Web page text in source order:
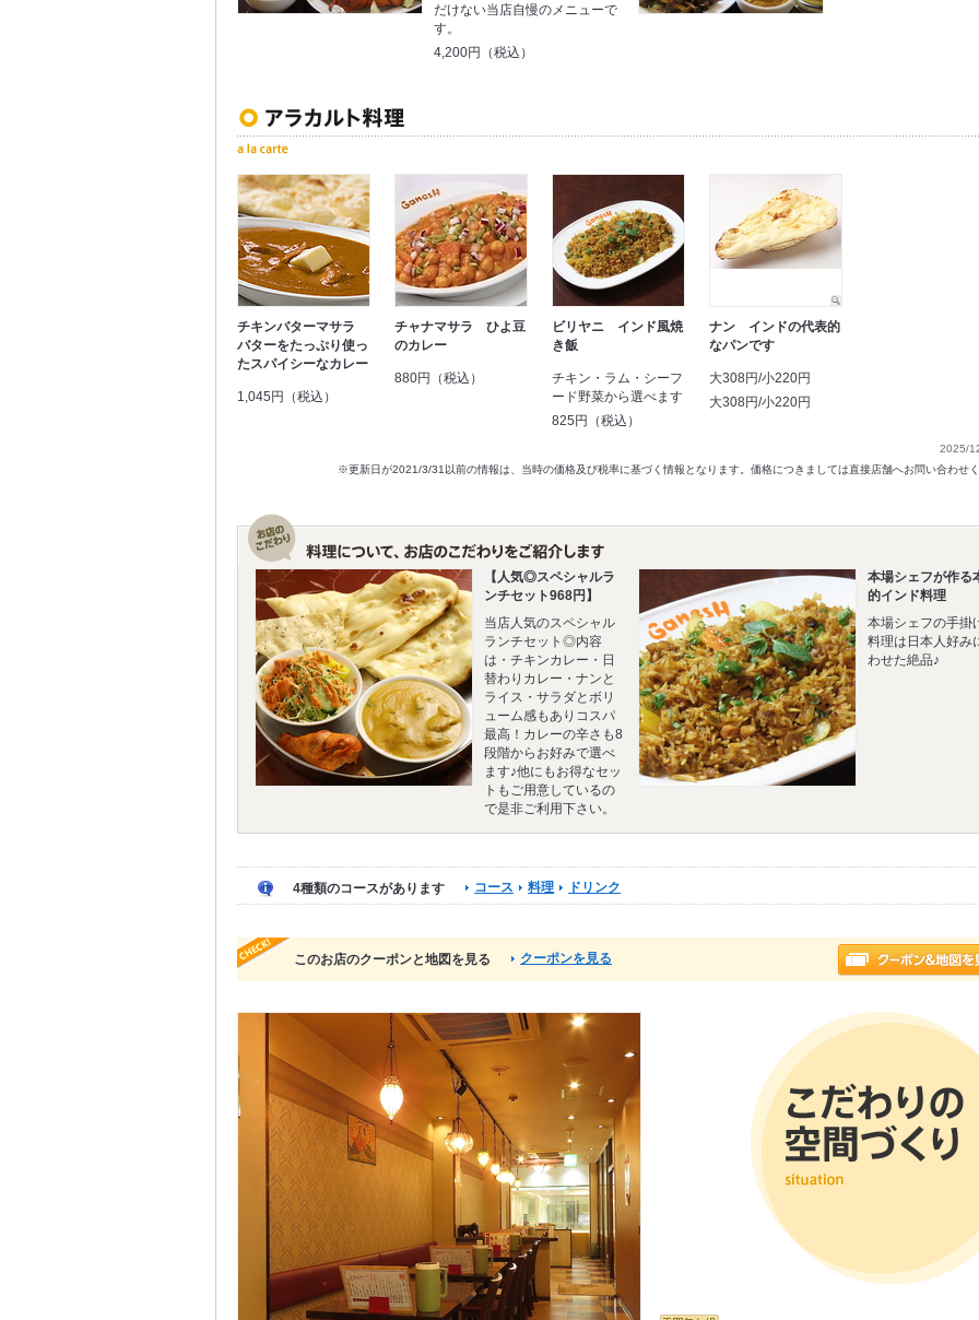
だけない当店自慢のメニューで
す。
4,200円（税込）
チキンバターマサラ
バターをたっぷり使っ
たスパイシーなカレー
1,045円（税込）
チャナマサラ ひよ豆
のカレー
880円（税込）
ビリヤニ インド風焼
き飯
チキン・ラム・シーフ
ード野菜から選べます
825円（税込）
ナン インドの代表的
なパンです
大308円/小220円
大308円/小220円
2025/
※更新日が2021/3/31以前の情報は、当時の価格及び税率に基づく情報となります。価格につきましては直接店舗へお問い合わせ
【人気◎スペシャルラ
ンチセット968円】
当店人気のスペシャル
ランチセット◎内容
は・チキンカレー・日
替わりカレー・ナンと
ライス・サラダとボリ
ューム感もありコスパ
最高！カレーの辛さも8
段階からお好みで選べ
ます♪他にもお得なセッ
トもご用意しているの
で是非ご利用下さい。
本場シェフが作る
的インド料理
本場シェフの手掛
料理は日本人好み
わせた絶品♪
4種類のコースがあります コース 料理 ドリンク
このお店のクーポンと地図を見る クーポンを見る